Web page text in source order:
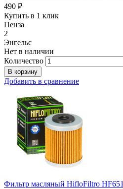
490 ₽
Купить в 1 клик
Пенза
2
Энгельс
Нет в наличии
Количество
Добавить в сравнение
Фильтр масляный HifloFiltro HF651